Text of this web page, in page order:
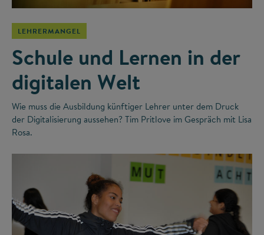
LEHRERMANGEL
Schule und Lernen in der
digitalen Welt
Wie muss die Ausbildung künftiger Lehrer unter dem Druck
der Digitalisierung aussehen? Tim Pritlove im Gespräch mit Lisa
Rosa.